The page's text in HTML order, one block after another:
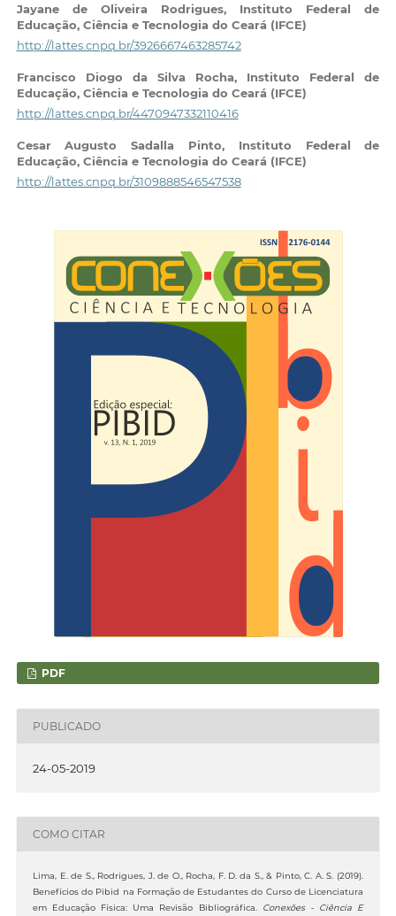
Jayane de Oliveira Rodrigues, Instituto Federal de
Educação, Ciência e Tecnologia do Ceará (IFCE)
http://lattes.cnpq.br/3926667463285742
Francisco Diogo da Silva Rocha, Instituto Federal de
Educação, Ciência e Tecnologia do Ceará (IFCE)
http://lattes.cnpq.br/4470947332110416
Cesar Augusto Sadalla Pinto, Instituto Federal de
Educação, Ciência e Tecnologia do Ceará (IFCE)
http://lattes.cnpq.br/3109888546547538
PDF
PUBLICADO
24-05-2019
COMO CITAR
Lima, E. de S., Rodrigues, J. de O., Rocha, F. D. da S., & Pinto, C. A. S. (2019).
Benefícios do Pibid na Formação de Estudantes do Curso de Licenciatura
em Educação Física: Uma Revisão Bibliográfica.
Conexões - Ciência E